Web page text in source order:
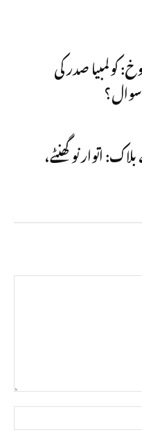
کولمبیا صدر کی
نو گھنٹے،
نام*